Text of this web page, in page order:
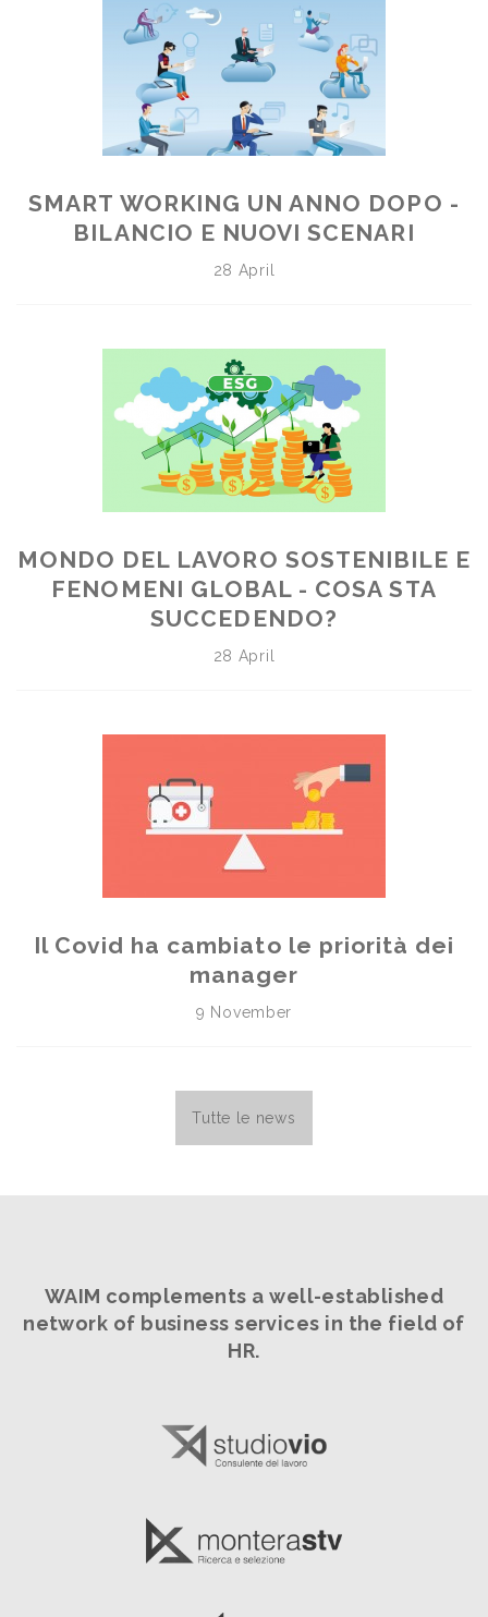
SMART WORKING UN ANNO DOPO -
BILANCIO E NUOVI SCENARI
28 April
MONDO DEL LAVORO SOSTENIBILE E
FENOMENI GLOBAL - COSA STA
SUCCEDENDO?
28 April
Il Covid ha cambiato le priorità dei
manager
9 November
Tutte le news
WAIM complements a well-established
network of business services in the field of
HR.